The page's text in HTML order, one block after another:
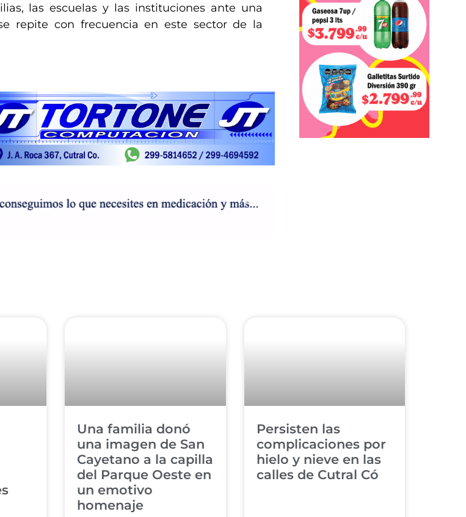
las escuelas y las instituciones ante una
repite con frecuencia en este sector de la
Una familia donó
una imagen de San
Cayetano a la capilla
del Parque Oeste en
un emotivo
homenaje
Persisten las
complicaciones por
hielo y nieve en las
calles de Cutral Có